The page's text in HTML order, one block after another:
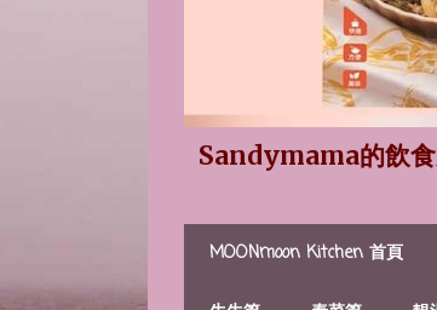
Sandymama的飲
MOONmoon Kitchen 首頁